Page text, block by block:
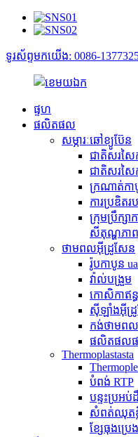
ទូរស័ព្ទមកយើង: 0086-
ផ្ទហ
ផលិតផល
សម្ភារៈឆៅខ្យូប៊ែន
ជាតិសរសៃ
ជាតិសរសៃ
ក្រណាត់កា
ការប្រឌិត
ក្រុមប្រឹក្ស
សីតុណ្ហភា
ថាមពលអ៊ីដ្រូសែន
រ៉ូបកាបូន
វ៉ាល់បង្រួម
កោសិកាឥន្
ស៊ីឡាំងអ៊ីដ្
កង់ថាមព
ផលិតផល
Thermoplastasta
បំពង់ RTP
បន្ទះប្រអ
សំពត់ឈុតខ្
ខ្សែធុងប្រេ